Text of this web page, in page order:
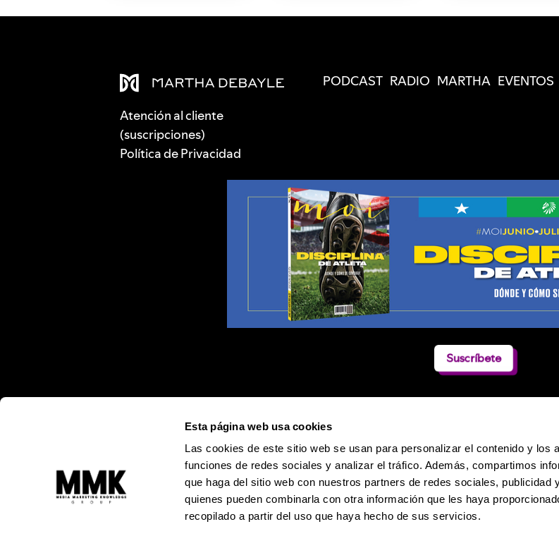
Esta página web usa cookies
Las cookies de este sitio web se usan para personalizar el contenido y los
funciones de redes sociales y analizar el tráfico. Además, compartimos
que haga del sitio web con nuestros partners de redes sociales, publicidad
quienes pueden combinarla con otra información que les haya
recopilado a partir del uso que haya hecho de sus servicios.
Atención al cliente
(suscripciones)
Política de Privacidad
PODCAST RADIO MARTHA EVENTOS
Suscríbete